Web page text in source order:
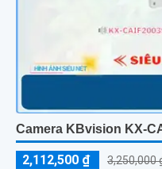
Camera KBvision KX-
2,112,500 ₫ 3,250,000